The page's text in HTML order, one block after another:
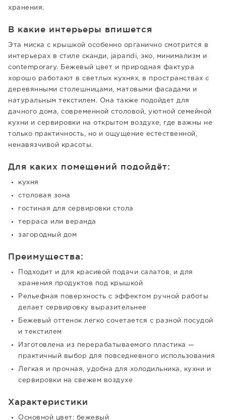
хранения.
В какие интерьеры впишется
Эта миска с крышкой особенно органично смотрится в
интерьерах в стиле сканди, japandi, эко, минимализм и
contemporary. Бежевый цвет и природная фактура
хорошо работают в светлых кухнях, в пространствах с
деревянными столешницами, матовыми фасадами и
натуральным текстилем. Она также подойдет для
дачного дома, современной столовой, уютной семейной
кухни и сервировки на открытом воздухе, где важны не
только практичность, но и ощущение естественной,
ненавязчивой красоты.
Для каких помещений подойдёт:
кухня
столовая зона
гостиная для сервировки стола
терраса или веранда
загородный дом
Преимущества:
Подходит и для красивой подачи салатов, и для
хранения продуктов под крышкой
Рельефная поверхность с эффектом ручной работы
делает сервировку выразительнее
Бежевый оттенок легко сочетается с разной посудой
и текстилем
Изготовлена из перерабатываемого пластика —
практичный выбор для повседневного использования
Легкая и прочная, удобна для холодильника, кухни и
сервировки на свежем воздухе
Характеристики
Основной цвет: бежевый